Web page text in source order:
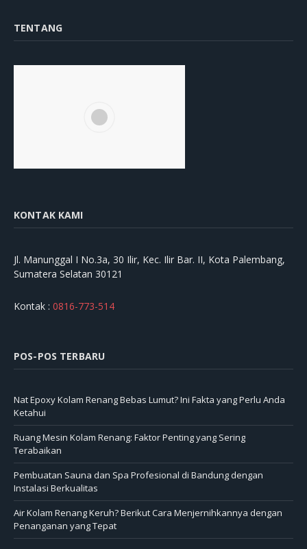
TENTANG
KONTAK KAMI
Jl. Manunggal I No.3a, 30 Ilir, Kec. Ilir Bar. II, Kota Palembang,
Sumatera Selatan 30121
Kontak : 0816-773-514
POS-POS TERBARU
Nat Epoxy Kolam Renang Bebas Lumut? Ini Fakta yang Perlu Anda
Ketahui
Ruang Mesin Kolam Renang: Faktor Penting yang Sering
Terabaikan
Pembuatan Sauna dan Spa Profesional di Bandung dengan
Instalasi Berkualitas
Air Kolam Renang Keruh? Berikut Cara Menjernihkannya dengan
Penanganan yang Tepat